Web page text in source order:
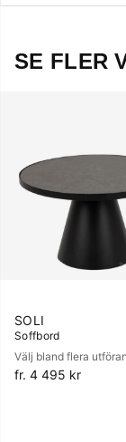
SE FLER
SOLI
Soffbord
Välj bland flera
fr. 4 495 kr